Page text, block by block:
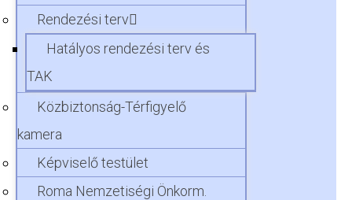
Rendezési terv
Hatályos rendezési terv és
TAK
Közbiztonság-Térfigyelő
kamera
Képviselő testület
Roma Nemzetiségi Önkorm.